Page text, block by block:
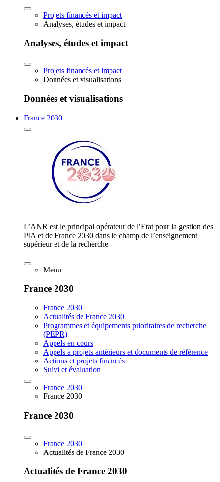
Projets financés et impact
Analyses, études et impact
Analyses, études et impact
Projets financés et impact
Données et visualisations
Données et visualisations
France 2030
L’ANR est le principal opérateur de l’Etat pour la gestion des
PIA et de France 2030 dans le champ de l’enseignement
supérieur et de la recherche
Menu
France 2030
France 2030
Actualités de France 2030
Programmes et équipements prioritaires de recherche
(PEPR)
Appels en cours
Appels à projets antérieurs et documents de référence
Actions et projets financés
Suivi et évaluation
France 2030
France 2030
France 2030
France 2030
Actualités de France 2030
Actualités de France 2030